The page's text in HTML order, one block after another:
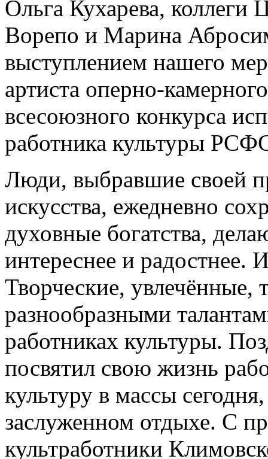
Ольга Кухарева,
Ворепо и Марина
выступлением нашего
артиста оперно-
всесоюзного конкурса
работника культуры
Люди, выбравшие своей
искусства, ежедневно
духовные богатства,
интереснее и радостнее.
Творческие,
разнообразными
работниках культуры.
посвятил свою жизнь
культуру в массы
заслуженном отдыхе. С
культработники